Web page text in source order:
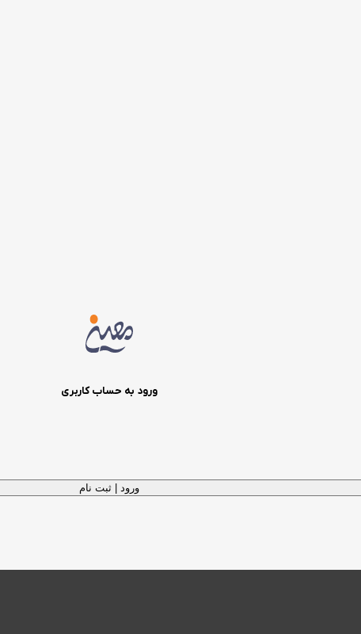
ورود به حساب کاربری
ورود | ثبت نام